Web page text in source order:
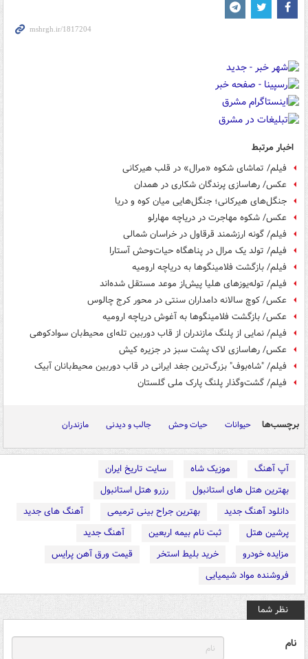
اخبار مرتبط
فیلم/ تماشای شکوه «مرال» در قلب هیرکانی
عکس/ رهاسازی پرندگان شکاری در همدان
جنگل‌های هیرکانی؛ جنگل‌هایی میان کوه و دریا
عکس/ شکوه مهاجرت در دریاچه مهارلو
فیلم/ گونه ارزشمند قرقاول در خراسان شمالی
فیلم/ تولد یک مرال در پناهگاه حیات‌وحش آستارا
فیلم/ بازگشت فلامینگوها به دریاچه ارومیه
فیلم/ توله‌یوزهای هلیا پیش‌از موعد مستقل شده‌اند
عکس/ کوچ سالانه دامداران سنتی در محور کرج چالوس
عکس/ بازگشت فلامینگوها به آغوش دریاچه ارومیه
فیلم/ نمایی از پلنگ مازندران از قاب دوربین تله‌ای محیط‌بان سوادکوهی
عکس/ رهاسازی لاک پشت سبز در جزیره کیش
فیلم/ "شاه‌بوف" بزرگ‌ترین جغد ایرانی در قاب دوربین محیط‌بانان آبیک
فیلم/ گشت‌وگذار پلنگ پارک ملی گلستان
برچسب‌ها حیوانات حیات وحش جالب و دیدنی مازندران
آپ آهنگ موزیک شاه
سایت تاریخ ایران
بهترین هتل های استانبول
رزرو هتل استانبول
دانلود آهنگ جدید
بهترین جراح بینی ترمیمی
آهنگ های جدید
پرشین هتل
ثبت نام بیمه اربعین
آهنگ جدید
مزایده خودرو
خرید بلیط استخر
قیمت ورق آهن پرایس
فروشنده مواد شیمیایی
نظر شما
نام